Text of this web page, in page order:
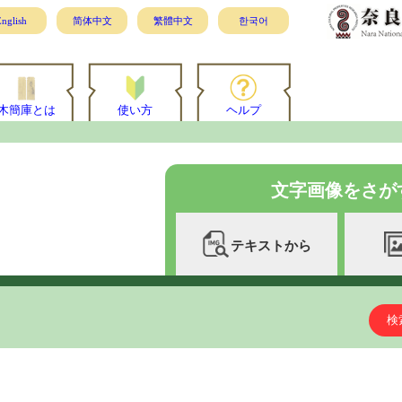
简体中文 繁體中文 한국어
簡庫とは 使い方 ヘルプ
文字画像をさが
テキストから
検